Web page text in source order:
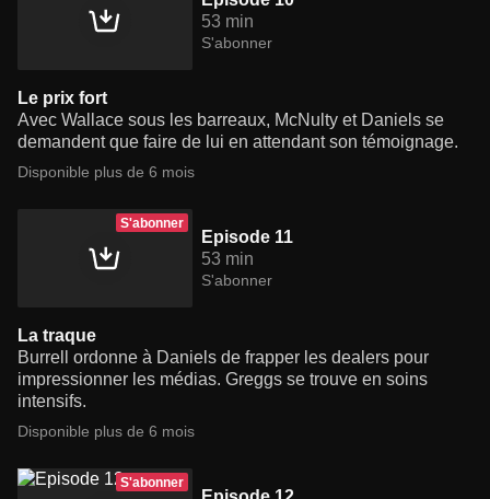
53 min
S'abonner
Le prix fort
Avec Wallace sous les barreaux, McNulty et Daniels se
demandent que faire de lui en attendant son témoignage.
Disponible plus de 6 mois
S'abonner
Episode 11
53 min
S'abonner
La traque
Burrell ordonne à Daniels de frapper les dealers pour
impressionner les médias. Greggs se trouve en soins
intensifs.
Disponible plus de 6 mois
S'abonner